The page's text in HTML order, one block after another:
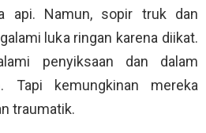
api. Namun, sopir truk dan
luka ringan karena diikat.
penyiksaan dan dalam
Tapi kemungkinan mereka
traumatik.